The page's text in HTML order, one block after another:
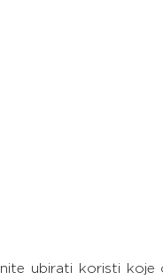
ubirati koristi koje